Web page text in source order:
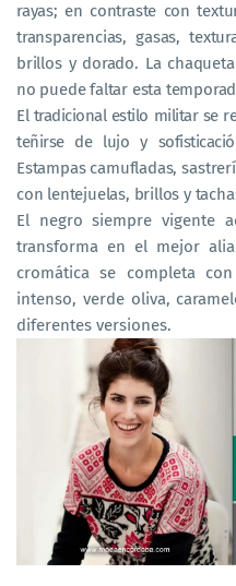
rayas; en contraste con
transparencias, gasas,
brillos y dorado. La
no puede faltar esta
El tradicional estilo militar se
teñirse de lujo y
Estampas camufladas,
con lentejuelas, brillos y
El negro siempre vigente
transforma en el mejor
cromática se completa
intenso, verde oliva,
diferentes versiones.